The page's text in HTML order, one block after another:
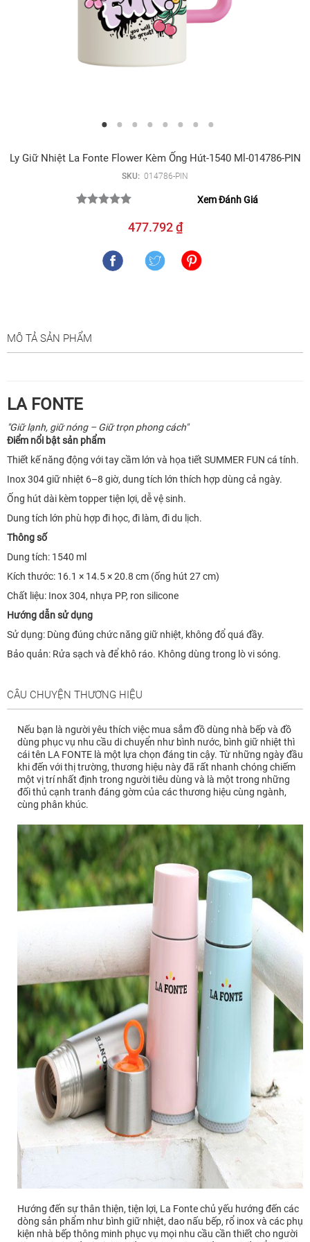
Ly Giữ Nhiệt La Fonte Flower Kèm Ống Hút-1540 Ml-014786-PIN
SKU: 014786-PIN
Xem Đánh Giá
477.792 ₫
MÔ TẢ SẢN PHẨM
LA FONTE
"Giữ lạnh, giữ nóng – Giữ trọn phong cách"
Điểm nổi bật sản phẩm
Thiết kế năng động với tay cầm lớn và họa tiết SUMMER FUN cá tính.
Inox 304 giữ nhiệt 6–8 giờ, dung tích lớn thích hợp dùng cả ngày.
Ống hút dài kèm topper tiện lợi, dễ vệ sinh.
Dung tích lớn phù hợp đi học, đi làm, đi du lịch.
Thông số
Dung tích: 1540 ml
Kích thước: 16.1 × 14.5 × 20.8 cm (ống hút 27 cm)
Chất liệu: Inox 304, nhựa PP, ron silicone
Hướng dẫn sử dụng
Sử dụng: Dùng đúng chức năng giữ nhiệt, không đổ quá đầy.
Bảo quản: Rửa sạch và để khô ráo. Không dùng trong lò vi sóng.
CÂU CHUYỆN THƯƠNG HIỆU
Nếu bạn là người yêu thích việc mua sắm đồ dùng nhà bếp và đồ
dùng phục vụ nhu cầu di chuyển như bình nước, bình giữ nhiệt thì
cái tên LA FONTE là một lựa chọn đáng tin cậy. Từ những ngày đầu
khi đến với thị trường, thương hiệu này đã rất nhanh chóng chiếm
một vị trí nhất định trong người tiêu dùng và là một trong những
đối thủ cạnh tranh đáng gờm của các thương hiệu cùng ngành,
cùng phân khúc.
Hướng đến sự thân thiện, tiện lợi, La Fonte chủ yếu hướng đến các
dòng sản phẩm như bình giữ nhiệt, dao nấu bếp, rổ inox và các phụ
kiện nhà bếp thông minh phục vụ mọi nhu cầu cần thiết cho người